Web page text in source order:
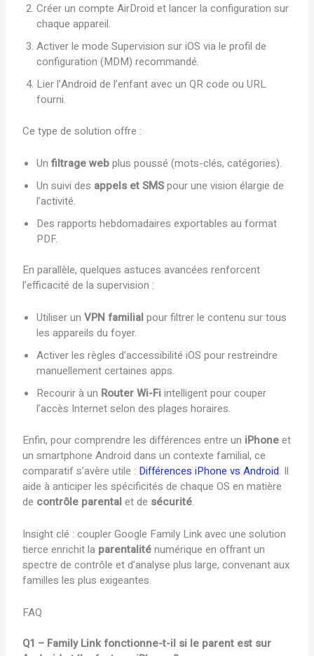
Créer un compte AirDroid et lancer la configuration sur
chaque appareil.
Activer le mode Supervision sur iOS via le profil de
configuration (MDM) recommandé.
Lier l’Android de l’enfant avec un QR code ou URL
fourni.
Ce type de solution offre :
Unfiltrage webplus poussé (mots-clés, catégories).
Un suivi des appels et SMSpour une vision élargie de
l’activité.
Des rapports hebdomadaires exportables au format
PDF.
En parallèle, quelques astuces avancées renforcent
l’efficacité de la supervision :
Utiliser unVPN familialpour filtrer le contenu sur tous
les appareils du foyer.
Activer les règles d’accessibilité iOS pour restreindre
manuellement certaines apps.
Recourir à un Router Wi-Fiintelligent pour couper
l’accès Internet selon des plages horaires.
Enfin, pour comprendre les différences entre un iPhoneet
un smartphone Android dans un contexte familial, ce
comparatif s’avère utile : Différences iPhone vs Android. Il
aide à anticiper les spécificités de chaque OS en matière
de contrôle parentalet de sécurité.
Insight clé : coupler Google Family Link avec une solution
tierce enrichit la parentaliténumérique en offrant un
spectre de contrôle et d’analyse plus large, convenant aux
familles les plus exigeantes.
FAQ
Q1 – Family Link fonctionne-t-il si le parent est sur